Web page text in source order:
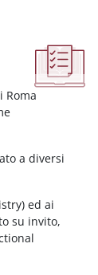
Roma
a diversi
ed ai
su invito,